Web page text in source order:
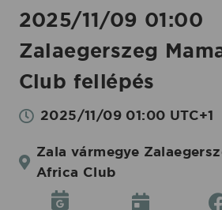
2025/11/09 01:00
Zalaegerszeg
Club fellépés
2025/11/09 01:00 UTC+1
Zala vármegye
Africa Club